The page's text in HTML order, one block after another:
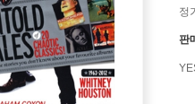
정
판